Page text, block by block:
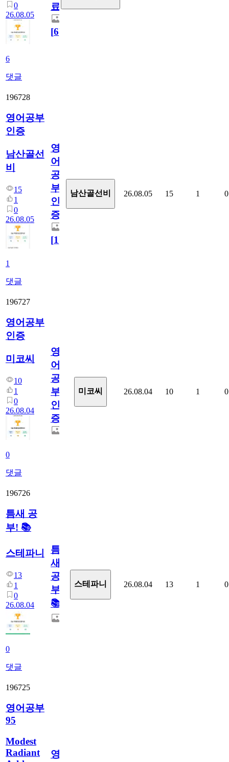
0
26.08.05
6
댓글
료
[6]
196728
영어공부
인증
남산골선
비
15
1
0
26.08.05
1
댓글
영
어
공
부
인
증
[1]
남산골선비 26.08.05 15 1 0
196727
영어공부
인증
미코씨
10
1
0
26.08.04
0
댓글
영
어
공
부
인
증
미코씨 26.08.04 10 1 0
196726
틈새 공
부! 📚
스테파니
13
1
0
26.08.04
0
댓글
틈
새
공
부!
📚
스테파니 26.08.04 13 1 0
196725
영어공부
95
Modest
Radiant
영